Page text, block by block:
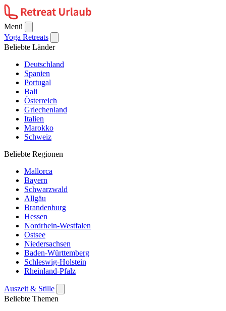
Menü
Yoga Retreats
Beliebte Länder
Deutschland
Spanien
Portugal
Bali
Österreich
Griechenland
Italien
Marokko
Schweiz
Beliebte Regionen
Mallorca
Bayern
Schwarzwald
Allgäu
Brandenburg
Hessen
Nordrhein-Westfalen
Ostsee
Niedersachsen
Baden-Württemberg
Schleswig-Holstein
Rheinland-Pfalz
Auszeit & Stille
Beliebte Themen